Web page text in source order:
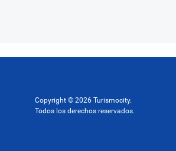
Copyright © 2026 Turismocity.
Todos los derechos reservados.